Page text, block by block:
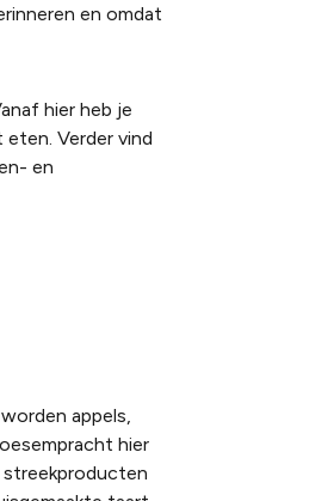
en omdat
hier heb je
Verder vind
en
appels,
hier
streekproducten